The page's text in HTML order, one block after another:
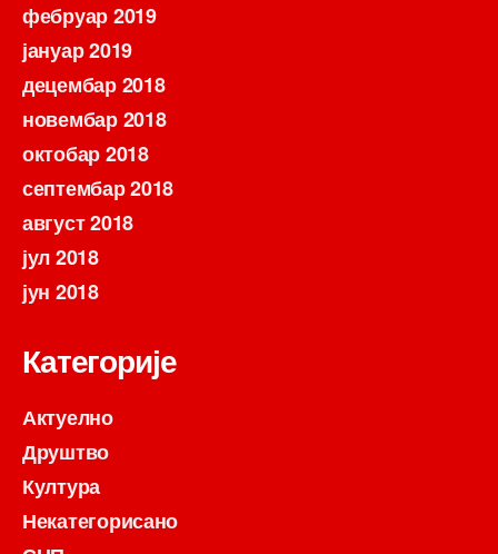
фебруар 2019
јануар 2019
децембар 2018
новембар 2018
октобар 2018
септембар 2018
август 2018
јул 2018
јун 2018
Категорије
Актуелно
Друштво
Култура
Некатегорисано